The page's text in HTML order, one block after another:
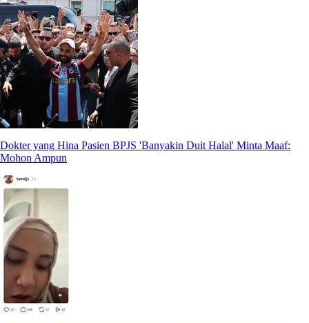
Dokter yang Hina Pasien BPJS 'Banyakin Duit Halal' Minta Maaf:
Mohon Ampun